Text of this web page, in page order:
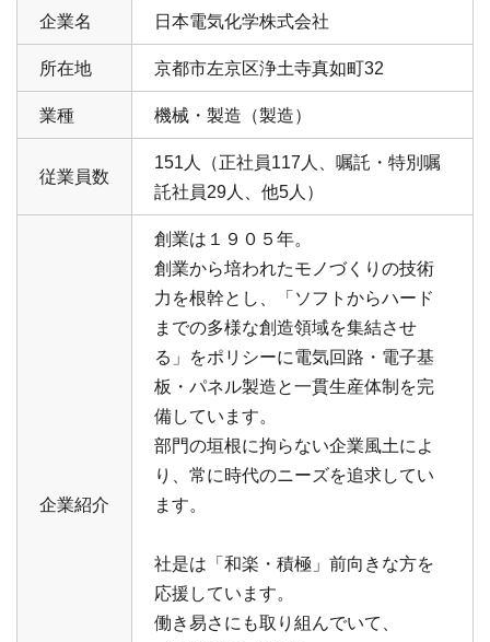
企業名 日本電気化学株式会社
所在地 京都市左京区浄土寺真如町32
業種 機械・製造（製造）
従業員数
151人（正社員117人、嘱託・特別嘱
託社員29人、他5人）
企業紹介
創業は１９０５年。
創業から培われたモノづくりの技術
力を根幹とし、「ソフトからハード
までの多様な創造領域を集結させ
る」をポリシーに電気回路・電子基
板・パネル製造と一貫生産体制を完
備しています。
部門の垣根に拘らない企業風土によ
り、常に時代のニーズを追求してい
ます。
社是は「和楽・積極」前向きな方を
応援しています。
働き易さにも取り組んでいて、